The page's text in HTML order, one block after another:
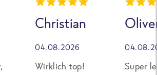
Christian
04.08.2026
Wirklich top!
Super